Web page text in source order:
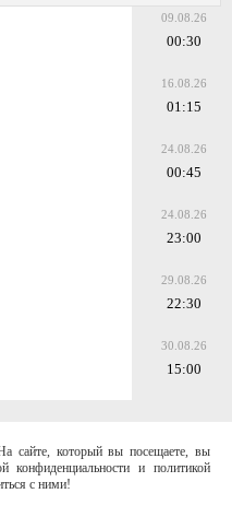
09.08.26
00:30
16.08.26
01:15
24.08.26
00:45
24.08.26
23:00
29.08.26
22:30
30.08.26
15:00
который вы посещаете, вы
конфиденциальности и политикой
с ними!